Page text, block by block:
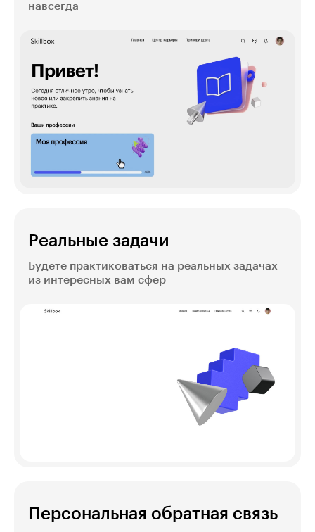
навсегда
Реальные задачи
Будете практиковаться на реальных задачах
из интересных вам сфер
Персональная обратная связь